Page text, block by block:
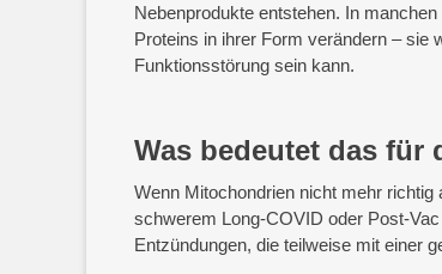
Nebenprodukte entstehen. In
Proteins in ihrer Form verändern – sie
Funktionsstörung sein kann.
Was bedeutet das für
Wenn Mitochondrien nicht mehr
schwerem Long-COVID oder Post-
Entzündungen, die teilweise mit einer